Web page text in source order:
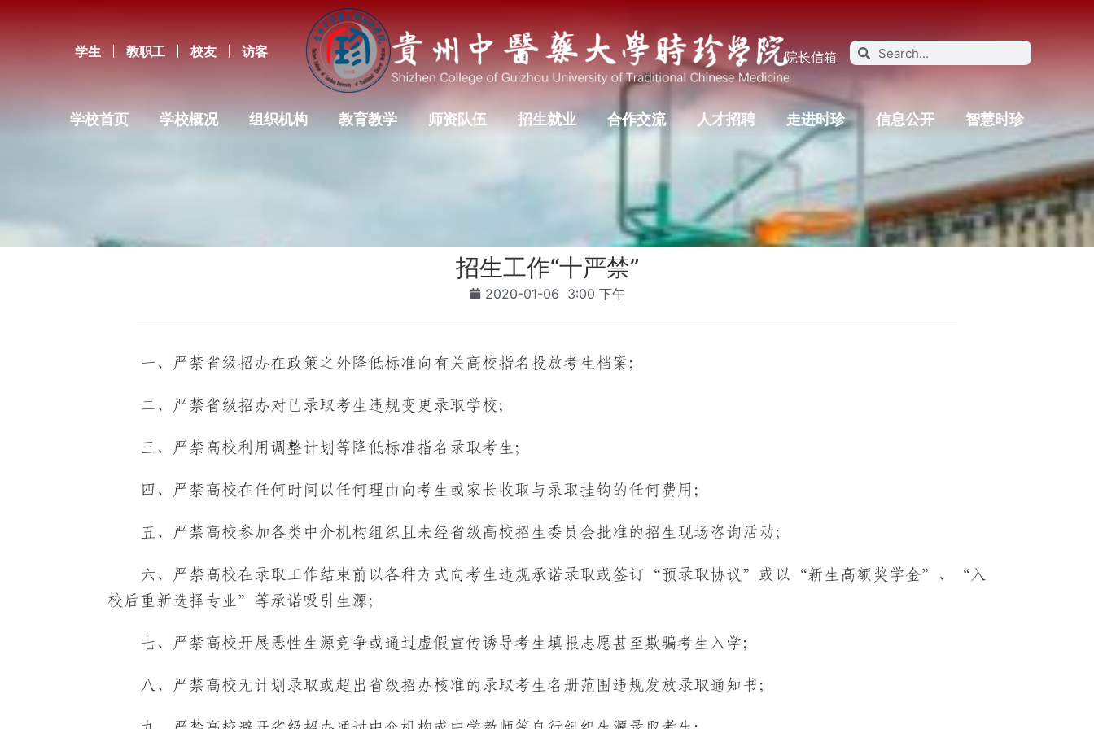
学生 教职工 校友 访客 院长信箱
学校首页 学校概况 组织机构 教育教学 师资队伍 招生就业 合作交流 人才招聘 走进时珍 信息公开 智慧时珍
招生工作“十严禁”
2020-01-06 3:00 下午
一、严禁省级招办在政策之外降低标准向有关高校指名投放考生档案；
二、严禁省级招办对已录取考生违规变更录取学校；
三、严禁高校利用调整计划等降低标准指名录取考生；
四、严禁高校在任何时间以任何理由向考生或家长收取与录取挂钩的任何费用；
五、严禁高校参加各类中介机构组织且未经省级高校招生委员会批准的招生现场咨询活动；
六、严禁高校在录取工作结束前以各种方式向考生违规承诺录取或签订“预录取协议”或以“新生高额奖学金”、“入
校后重新选择专业”等承诺吸引生源；
七、严禁高校开展恶性生源竞争或通过虚假宣传诱导考生填报志愿甚至欺骗考生入学；
八、严禁高校无计划录取或超出省级招办核准的录取考生名册范围违规发放录取通知书；